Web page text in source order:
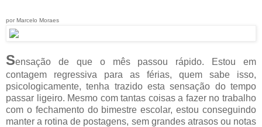
por Marcelo Moraes
Sensação de que o mês passou rápido. Estou em
contagem regressiva para as férias, quem sabe isso,
psicologicamente, tenha trazido esta sensação do tempo
passar ligeiro. Mesmo com tantas coisas a fazer no trabalho
com o fechamento do bimestre escolar, estou conseguindo
manter a rotina de postagens, sem grandes atrasos ou notas